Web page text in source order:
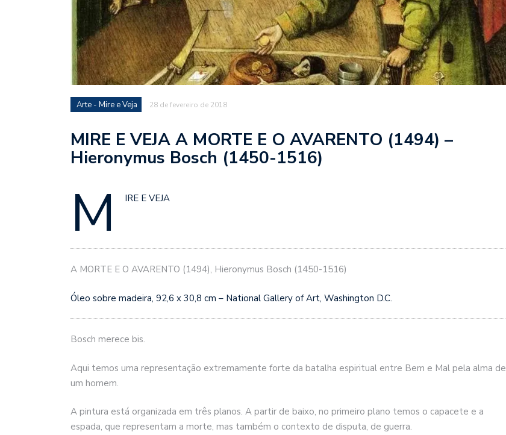
Arte - Mire e Veja 28 de fevereiro de 2018
MIRE E VEJA A MORTE E O AVARENTO (1494) –
Hieronymus Bosch (1450-1516)
M IRE E VEJA
A MORTE E O AVARENTO (1494), Hieronymus Bosch (1450-1516)
Óleo sobre madeira, 92,6 x 30,8 cm – National Gallery of Art, Washington D.C.
Bosch merece bis.
Aqui temos uma representação extremamente forte da batalha espiritual entre Bem e Mal pela alma de
um homem.
A pintura está organizada em três planos. A partir de baixo, no primeiro plano temos o capacete e a
espada, que representam a morte, mas também o contexto de disputa, de guerra.